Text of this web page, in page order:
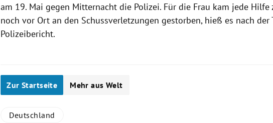
am 19. Mai gegen Mitternacht die Polizei. Für die Frau kam jede Hilfe
noch vor Ort an den Schussverletzungen gestorben, hieß es nach der
Polizeibericht.
Zur Startseite Mehr aus Welt
Deutschland